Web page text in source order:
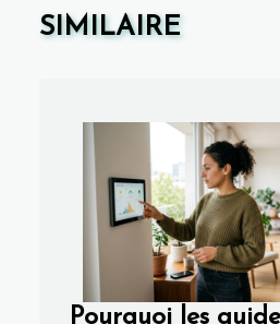
SIMILAIRE
Pourquoi les